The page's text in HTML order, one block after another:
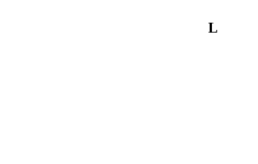
Llunes